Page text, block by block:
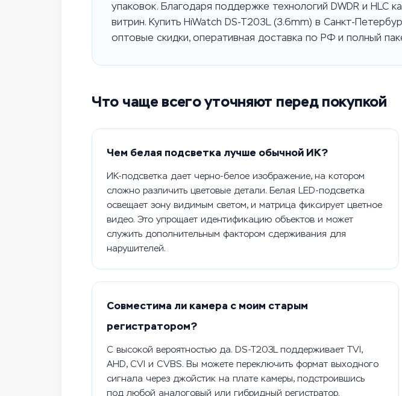
упаковок. Благодаря поддержке технологий DWDR и
витрин. Купить HiWatch DS-T203L (3.6mm) в Санкт-
оптовые скидки, оперативная доставка по РФ и полный
Что чаще всего уточняют перед покупкой
Чем белая подсветка лучше обычной ИК?
ИК-подсветка дает черно-белое изображение, на котором
сложно различить цветовые детали. Белая LED-подсветка
освещает зону видимым светом, и матрица фиксирует цветное
видео. Это упрощает идентификацию объектов и может
служить дополнительным фактором сдерживания для
нарушителей.
Совместима ли камера с моим старым
регистратором?
С высокой вероятностью да. DS-T203L поддерживает TVI,
AHD, CVI и CVBS. Вы можете переключить формат выходного
сигнала через джойстик на плате камеры, подстроившись
под любой аналоговый или гибридный регистратор.